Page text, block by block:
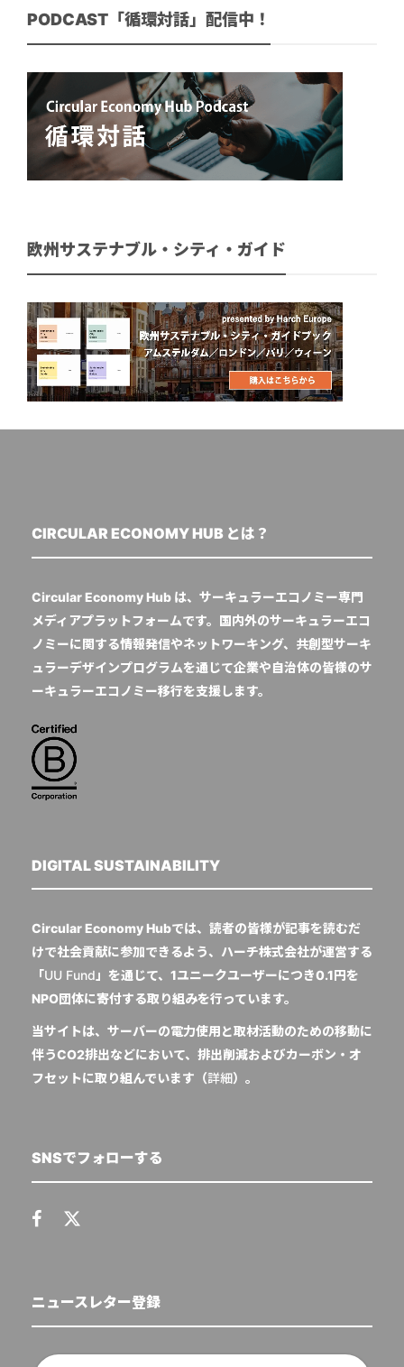
PODCAST「循環対話」配信中！
欧州サステナブル・シティ・ガイド
CIRCULAR ECONOMY HUB とは？
Circular Economy Hub は、サーキュラーエコノミー専門
メディアプラットフォームです。国内外のサーキュラーエコ
ノミーに関する情報発信やネットワーキング、共創型サーキ
ュラーデザインプログラムを通じて企業や自治体の皆様のサ
ーキュラーエコノミー移行を支援します。
DIGITAL SUSTAINABILITY
Circular Economy Hubでは、読者の皆様が記事を読むだ
けで社会貢献に参加できるよう、ハーチ株式会社が運営する
「UU Fund 」を通じて、1ユニークユーザーにつき0.1円を
NPO団体に寄付する取り組みを行っています。
当サイトは、サーバーの電力使用と取材活動のための移動に
伴うCO2排出などにおいて、排出削減およびカーボン・オ
フセットに取り組んでいます（詳細）。
SNSでフォローする
ニュースレター登録